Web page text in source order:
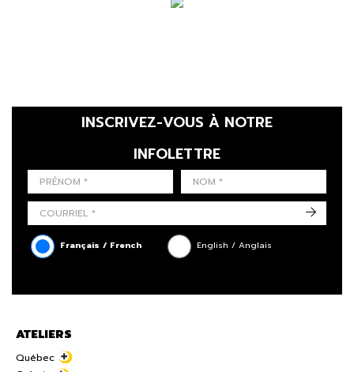
PRÉNOM
LAST NAME
INSCRIVEZ-VOUS À NOTRE
INFOLETTRE
LANGUE
Français / French English / Anglais
->
ATELIERS
Québec